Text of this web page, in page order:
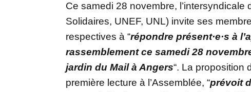
Ce samedi 28 novembre,
Solidaires, UNEF, UNL) invite ses
respectives à “répondre présent·e·s à
rassemblement ce samedi 28
jardin du Mail à Angers“. La proposition
première lecture à l’Assemblée, “prévoit